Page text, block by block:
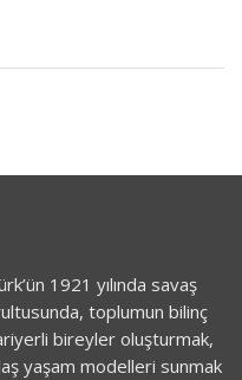
1921 yılında savaş
toplumun bilinç
bireyler oluşturmak,
yaşam modelleri sunmak